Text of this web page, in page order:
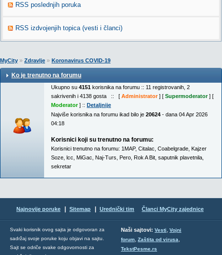
RSS poslednjih poruka
RSS izdvojenjih topica (vesti i članci)
MyCity » Zdravlje » Koronavirus COVID-19
Ko je trenutno na forumu
Ukupno su 4151 korisnika na forumu :: 11 registrovanih, 2
sakrivenih i 4138 gosta :: [ Administrator] [ Supermoderator] [
Moderator] :: Detaljnije
Najviše korisnika na forumu ikad bilo je 20624 - dana 04 Apr 2026
04:18
Korisnici koji su trenutno na forumu:
Korisnici trenutno na forumu: 1MAP, Citalac Coabelgrade Kajzer
Soze lcc MiGac Naj-Turs Pero Rok A Bit saputnik plavetnila
sekretar
Najnovije poruke Sitemap Urednički tim Članci MyCity zajednice
Svaki korisnik ovog sajta je odgovoran za
sadržaj svoje poruke koju objavi na sajtu.
Sajt se odriče svake odgovornosti za
Naši sajtovi: Vesti, Vojni
forum, Zaštita od virusa,
TekstPesme.rs